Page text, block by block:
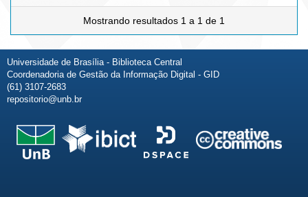
Mostrando resultados 1 a 1 de 1
Universidade de Brasília - Biblioteca Central
Coordenadoria de Gestão da Informação Digital - GID
(61) 3107-2683
repositorio@unb.br